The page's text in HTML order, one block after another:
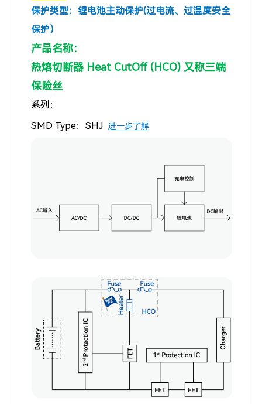
保护类型：锂电池主动保护(过电流、过温度安全
保护）
产品名称：
热熔切断器 Heat CutOff (HCO) 又称三端
保险丝
系列：
SMD Type：SHJ 进一步了解